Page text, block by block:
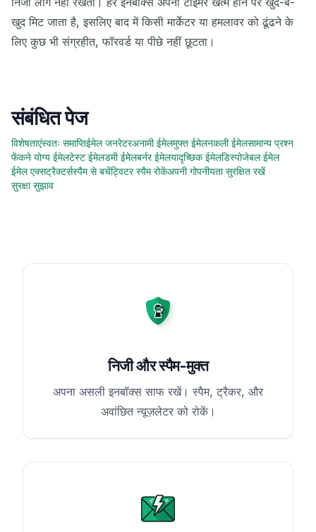
खुद मिट जाता है, इसलिए बाद में किसी मार्केटर या हमलावर को ढूंढने के
लिए कुछ भी संग्रहीत, फॉरवर्ड या पीछे नहीं छूटता।
संबंधित पेज
विशेषताएंस्वतः समाप्तिईमेल जनरेटरअनामी ईमेलमुफ्त ईमेलनकली ईमेलसामान्य प्रश्न
फेंकने योग्य ईमेलटेस्ट ईमेलडमी ईमेलबर्नर ईमेलयादृच्छिक ईमेलडिस्पोजेबल ईमेल
ईमेल एक्सट्रैक्टर्सस्पैम से बचेंट्विटर स्पैम रोकेंअपनी गोपनीयता सुरक्षित रखें
सुरक्षा सुझाव
निजी और स्पैम-मुक्त
अपना असली इनबॉक्स साफ रखें। स्पैम, ट्रैकर, और
अवांछित न्यूज़लेटर को रोकें।